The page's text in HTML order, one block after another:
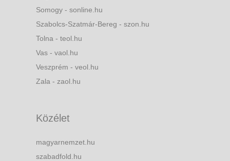
Somogy - sonline.hu
Szabolcs-Szatmár-Bereg - szon.hu
Tolna - teol.hu
Vas - vaol.hu
Veszprém - veol.hu
Zala - zaol.hu
Közélet
magyarnemzet.hu
szabadfold.hu